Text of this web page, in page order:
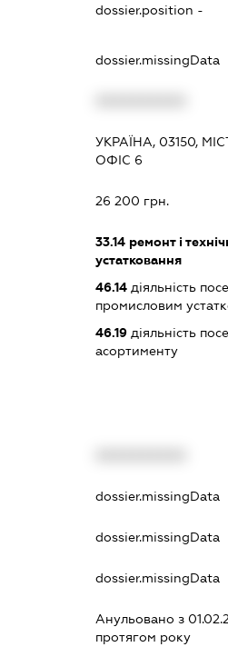
dossier.position -
dossier.missingData
УКРАЇНА, 03150,
ОФІС 6
26 200 грн.
33.14 ремонт і
устатковання
46.14 діяльність
промисловим
46.19 діяльність
асортименту
dossier.missingData
dossier.missingData
dossier.missingData
Анульовано з
протягом року